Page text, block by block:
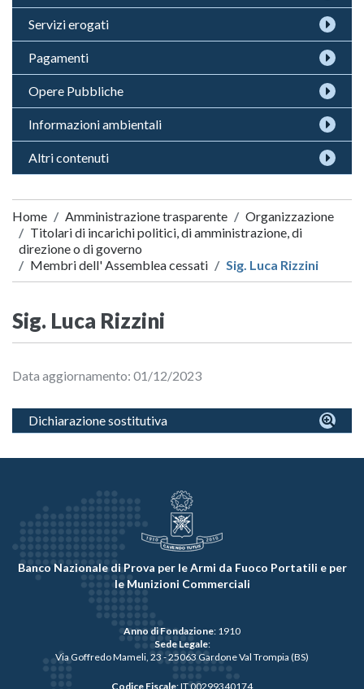
Servizi erogati
Pagamenti
Opere Pubbliche
Informazioni ambientali
Altri contenuti
Home Amministrazione trasparente
Organizzazione
Titolari di incarichi politici, di amministrazione, di
direzione o di governo
Membri dell' Assemblea cessati
Sig. Luca Rizzini
Sig. Luca Rizzini
Data aggiornamento: 01/12/2023
Dichiarazione sostitutiva
Banco Nazionale di Prova per le Armi da Fuoco Portatili e per
le Munizioni Commerciali
Anno di Fondazione: 1910
Sede Legale:
Via Goffredo Mameli, 23 - 25063 Gardone Val Trompia (BS)
Codice Fiscale: IT 00299340174